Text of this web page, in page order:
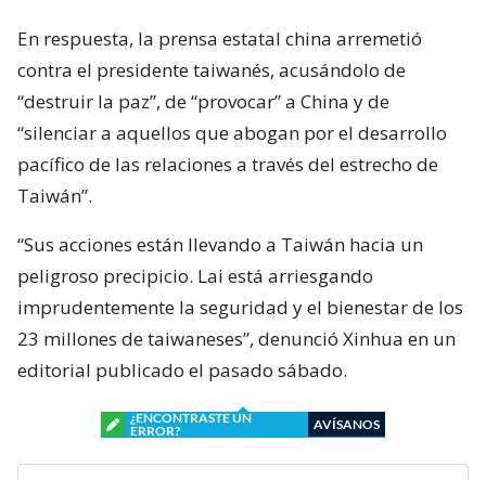
En respuesta, la prensa estatal china arremetió
contra el presidente taiwanés, acusándolo de
“destruir la paz”, de “provocar” a China y de
“silenciar a aquellos que abogan por el desarrollo
pacífico de las relaciones a través del estrecho de
Taiwán”.
“Sus acciones están llevando a Taiwán hacia un
peligroso precipicio. Lai está arriesgando
imprudentemente la seguridad y el bienestar de los
23 millones de taiwaneses”, denunció Xinhua en un
editorial publicado el pasado sábado.
¿ENCONTRASTE UN
ERROR?
AVÍSANOS